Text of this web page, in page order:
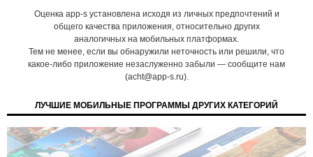
Оценка app-s установлена исходя из личных предпочтений и
общего качества приложения, относительно других
аналогичных на мобильных платформах.
Тем не менее, если вы обнаружили неточность или решили, что
какое-либо приложение незаслуженно забыли — сообщите нам
(acht@app-s.ru).
ЛУЧШИЕ МОБИЛЬНЫЕ ПРОГРАММЫ ДРУГИХ КАТЕГОРИЙ